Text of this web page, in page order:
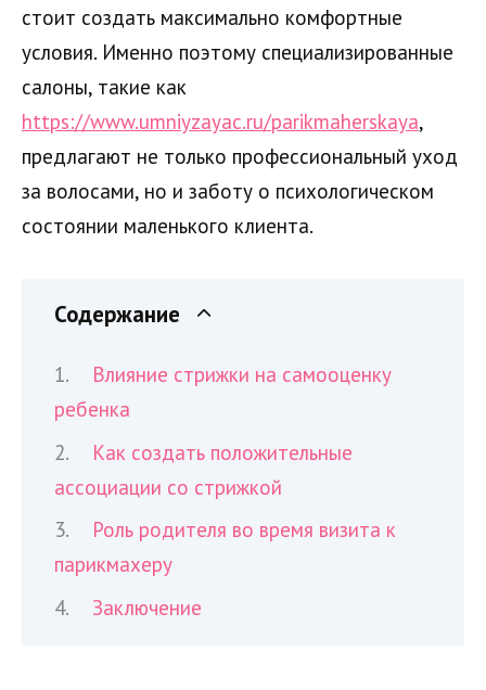
стоит создать максимально комфортные
условия. Именно поэтому специализированные
салоны, такие как
https://www.umniyzayac.ru/parikmaherskaya,
предлагают не только профессиональный уход
за волосами, но и заботу о психологическом
состоянии маленького клиента.
Содержание
Влияние стрижки на самооценку
ребенка
Как создать положительные
ассоциации со стрижкой
Роль родителя во время визита к
парикмахеру
Заключение